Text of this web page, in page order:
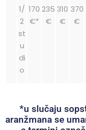
1/
2
st
u
di
o
170
€*
235
€
310
€
370
€
*u slučaju
aranžmana se